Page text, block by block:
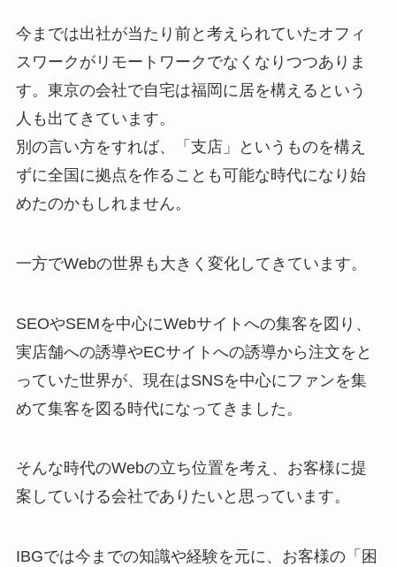
今までは出社が当たり前と考えられていたオフィ
スワークがリモートワークでなくなりつつありま
す。東京の会社で自宅は福岡に居を構えるという
人も出てきています。
別の言い方をすれば、「支店」というものを構え
ずに全国に拠点を作ることも可能な時代になり始
めたのかもしれません。
一方でWebの世界も大きく変化してきています。
SEOやSEMを中心にWebサイトへの集客を図り、
実店舗への誘導やECサイトへの誘導から注文をと
っていた世界が、現在はSNSを中心にファンを集
めて集客を図る時代になってきました。
そんな時代のWebの立ち位置を考え、お客様に提
案していける会社でありたいと思っています。
IBGでは今までの知識や経験を元に、お客様の「困